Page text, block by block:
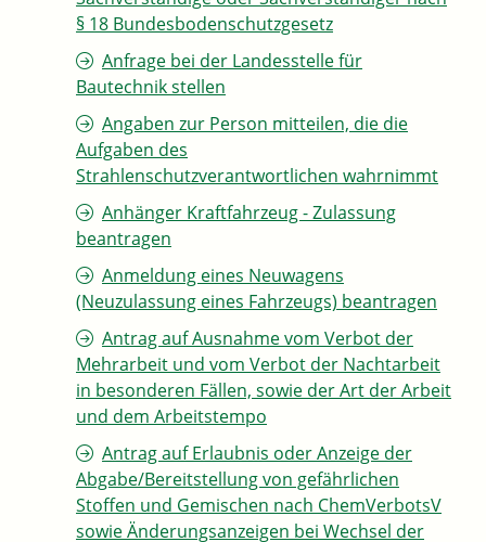
§ 18 Bundesbodenschutzgesetz
Anfrage bei der Landesstelle für
Bautechnik stellen
Angaben zur Person mitteilen, die die
Aufgaben des
Strahlenschutzverantwortlichen wahrnimmt
Anhänger Kraftfahrzeug - Zulassung
beantragen
Anmeldung eines Neuwagens
(Neuzulassung eines Fahrzeugs) beantragen
Antrag auf Ausnahme vom Verbot der
Mehrarbeit und vom Verbot der Nachtarbeit
in besonderen Fällen, sowie der Art der Arbeit
und dem Arbeitstempo
Antrag auf Erlaubnis oder Anzeige der
Abgabe/Bereitstellung von gefährlichen
Stoffen und Gemischen nach ChemVerbotsV
sowie Änderungsanzeigen bei Wechsel der